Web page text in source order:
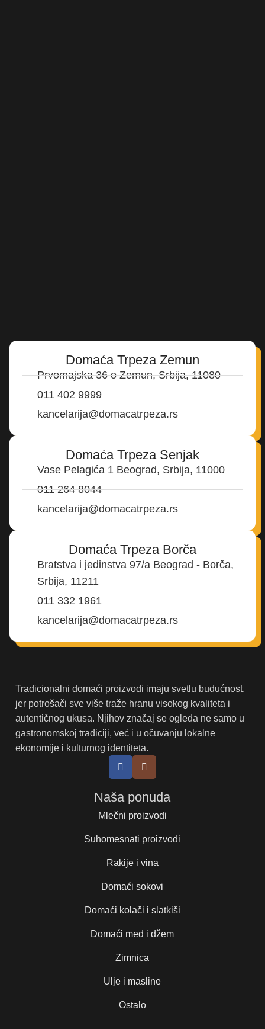
Domaća Trpeza Zemun
Prvomajska 36 o Zemun, Srbija, 11080
011 402 9999
kancelarija@domacatrpeza.rs
Domaća Trpeza Senjak
Vase Pelagića 1 Beograd, Srbija, 11000
011 264 8044
kancelarija@domacatrpeza.rs
Domaća Trpeza Borča
Bratstva i jedinstva 97/a Beograd - Borča,
Srbija, 11211
011 332 1961
kancelarija@domacatrpeza.rs
Tradicionalni domaći proizvodi imaju svetlu budućnost,
jer potrošači sve više traže hranu visokog kvaliteta i
autentičnog ukusa. Njihov značaj se ogleda ne samo u
gastronomskoj tradiciji, već i u očuvanju lokalne
ekonomije i kulturnog identiteta.
Naša ponuda
Mlečni proizvodi
Suhomesnati proizvodi
Rakije i vina
Domaći sokovi
Domaći kolači i slatkiši
Domaći med i džem
Zimnica
Ulje i masline
Ostalo